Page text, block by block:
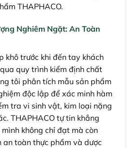
THAPHACO.
Nghiêm Ngặt: An Toàn
khô trước khi đến tay khách
quy trình kiểm định chất
tôi phân tích mẫu sản phẩm
độc lập để xác minh hàm
tra vi sinh vật, kim loại nặng
THAPHACO tự tin khẳng
không chỉ đạt mà còn
an toàn thực phẩm và dược